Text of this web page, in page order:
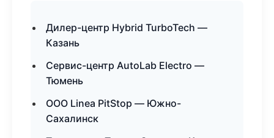
Дилер-центр Hybrid TurboTech —
Казань
Сервис-центр AutoLab Electro —
Тюмень
ООО Linea PitStop — Южно-
Сахалинск